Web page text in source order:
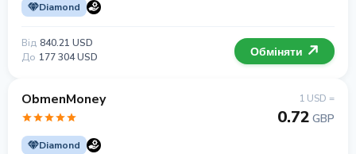
Diamond
Від 840.21 USD
До 177 304 USD Обміняти
ObmenMoney
Diamond
1 USD =
0.72 GBP